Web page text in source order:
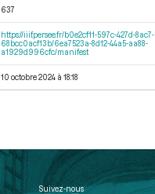
637
https://iiif.persee.fr/b0e2cf11-597c-427d-8ac7-
68bcc0acf13b/6ea7523a-8d12-44a5-aa88-
a1929d996cfc/manifest
10 octobre 2024 à 18:18
Suivez-nous